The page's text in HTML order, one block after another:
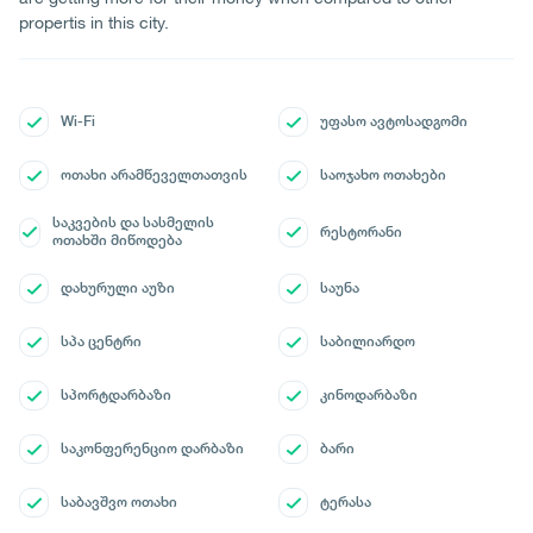
propertis in this city.
Wi-Fi უფასო ავტოსადგომი
ოთახი არამწეველთათვის საოჯახო ოთახები
საკვების და სასმელის
ოთახში მიწოდება
რესტორანი
დახურული აუზი საუნა
სპა ცენტრი საბილიარდო
სპორტდარბაზი კინოდარბაზი
საკონფერენციო დარბაზი ბარი
საბავშვო ოთახი ტერასა